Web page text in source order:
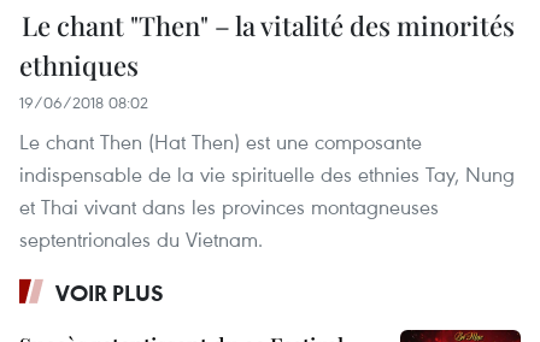
Le chant "Then" – la vitalité des minorités
ethniques
19/06/2018 08:02
Le chant Then (Hat Then) est une composante
indispensable de la vie spirituelle des ethnies Tay, Nung
et Thai vivant dans les provinces montagneuses
septentrionales du Vietnam.
VOIR PLUS